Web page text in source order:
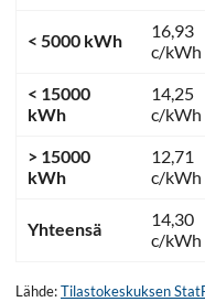
< 5000 kWh
16,93
c/kWh
< 15000
kWh
14,25
c/kWh
> 15000
kWh
12,71
c/kWh
Yhteensä
14,30
c/kWh
Lähde:Tilastokeskuksen